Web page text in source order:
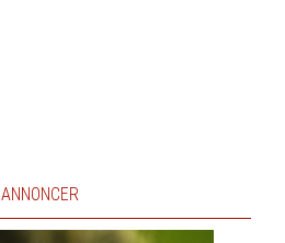
ANNONCER